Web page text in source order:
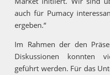
auch für Pumacy
ergeben.“
Im Rahmen der den
Diskussionen konnten
geführt werden. Für das